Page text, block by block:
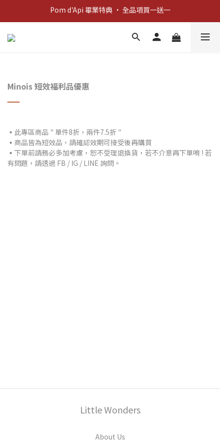
新客歡迎禮：輸入 "welcome10" 享首單九折！
Pom d'Api 畢業特典 · 全品項買一送一
Minois 短效福利品優惠
▪此專區商品 " 單件8折，兩件7.5折 "
▪商品皆為短效品，請確認效期可接受後再購買
▪下單前請務必多加考慮，恕不受理退換貨，若不介意再下單唷 ! 若
有問題，請透過 FB / IG / LINE 詢問。
Little Wonders
About Us